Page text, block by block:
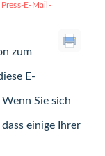
E-Mail-
zum
E-
Sie sich
einige Ihrer